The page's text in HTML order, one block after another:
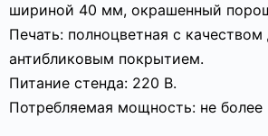
шириной 40 мм, окрашенный
Печать: полноцветная с
антибликовым покрытием.
Питание стенда: 220 В.
Потребляемая мощность: не более